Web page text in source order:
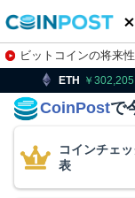
ビットコインの将来性
株特集・関連銘柄
302,205.0 0.73
CoinPostで
コインチェ
表